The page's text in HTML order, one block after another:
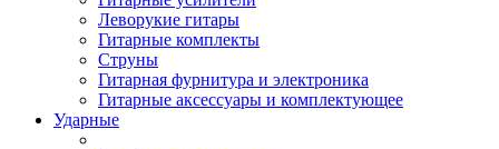
Леворукие гитары
Гитарные комплекты
Струны
Гитарная фурнитура и электроника
Гитарные аксессуары и комплектующее
Ударные